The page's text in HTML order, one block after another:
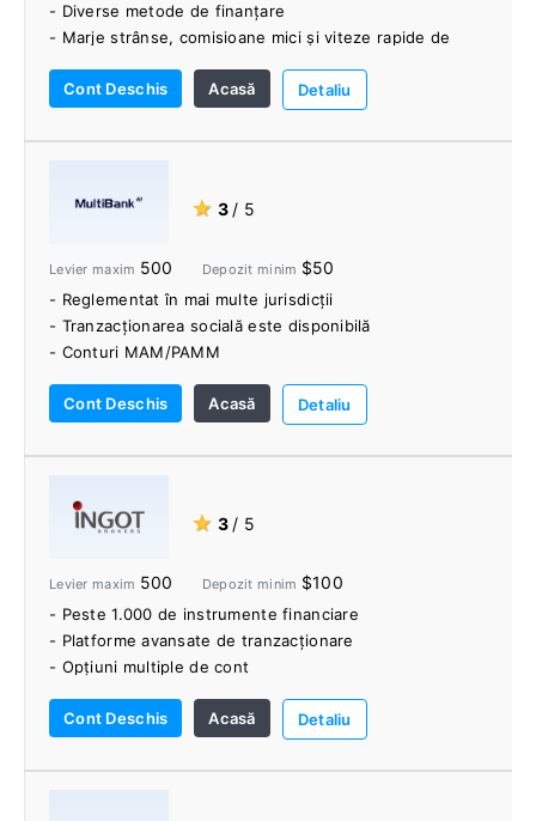
- Diverse metode de finanțare
- Marje strânse, comisioane mici și viteze rapide de
- Reglementare strictă
- Conturi separate
- DARWIN-uri
- Acces direct la piață (DMA)
- Date gratuite despre căpușe
- Fără clienți din SUA
- Material educațional limitat
- Depozit minim de 500 USD
Cont Deschis Acasă Detaliu
★ 3 / 5
Levier maxim 500 Depozit minim $50
- Reglementat în mai multe jurisdicții
- Tranzacționarea socială este disponibilă
- Conturi MAM/PAMM
- Semnale de analiză și tranzacționare alimentate de
Cont Deschis Acasă Detaliu
★ 3 / 5
Levier maxim 500 Depozit minim $100
- Peste 1.000 de instrumente financiare
- Platforme avansate de tranzacționare
- Opțiuni multiple de cont
resurse educaționale
Cont Deschis Acasă Detaliu